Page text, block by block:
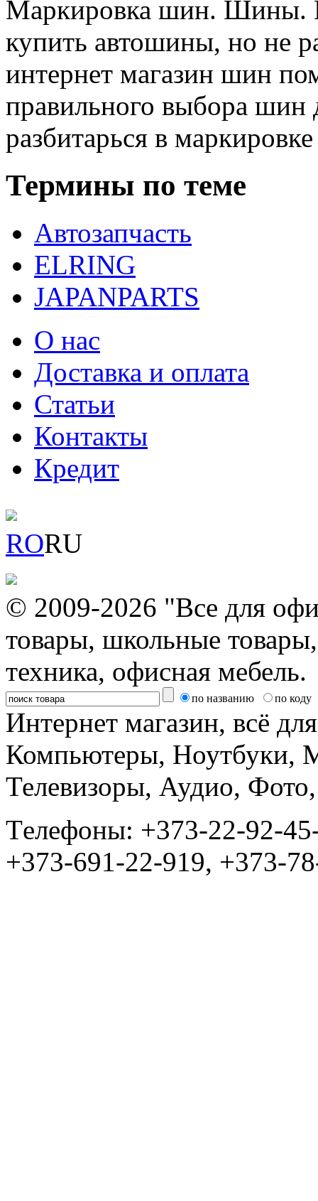
Маркировка шин. Шины.
купить автошины, но не
интернет магазин шин
правильного выбора шин
разбитарься в
Термины по теме
Автозапчасть
ELRING
JAPANPARTS
О нас
Доставка и оплата
Статьи
Контакты
Кредит
RORU
© 2009-2026 "Все для
товары, школьные
техника, офисная мебель.
по названию по коду
Интернет магазин, всё
Компьютеры, Ноутбуки,
Телевизоры, Аудио,
Tелефоны: +373-22-92-
+373-691-22-919, +373-